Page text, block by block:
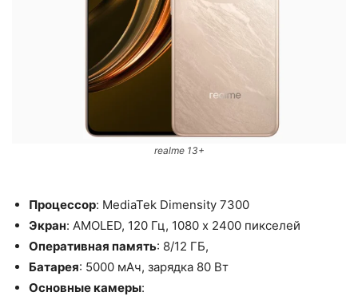
realme 13+
Процессор: MediaTek Dimensity 7300
Экран: AMOLED, 120 Гц, 1080 x 2400 пикселей
Оперативная память: 8/12 ГБ,
Батарея: 5000 мАч, зарядка 80 Вт
Основные камеры: